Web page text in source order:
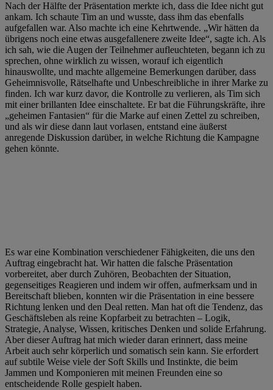
Nach der Hälfte der Präsentation merkte ich, dass die Idee nicht gut
ankam. Ich schaute Tim an und wusste, dass ihm das ebenfalls
aufgefallen war. Also machte ich eine Kehrtwende. „Wir hätten da
übrigens noch eine etwas ausgefallenere zweite Idee“, sagte ich. Als
ich sah, wie die Augen der Teilnehmer aufleuchteten, begann ich zu
sprechen, ohne wirklich zu wissen, worauf ich eigentlich
hinauswollte, und machte allgemeine Bemerkungen darüber, dass
Geheimnisvolle, Rätselhafte und Unbeschreibliche in ihrer Marke zu
finden. Ich war kurz davor, die Kontrolle zu verlieren, als Tim sich
mit einer brillanten Idee einschaltete. Er bat die Führungskräfte, ihre
„geheimen Fantasien“ für die Marke auf einen Zettel zu schreiben,
und als wir diese dann laut vorlasen, entstand eine äußerst
anregende Diskussion darüber, in welche Richtung die Kampagne
gehen könnte.
Es war eine Kombination verschiedener Fähigkeiten, die uns den
Auftrag eingebracht hat. Wir hatten die falsche Präsentation
vorbereitet, aber durch Zuhören, Beobachten der Situation,
gegenseitiges Reagieren und indem wir offen, aufmerksam und in
Bereitschaft blieben, konnten wir die Präsentation in eine bessere
Richtung lenken und den Deal retten. Man hat oft die Tendenz, das
Geschäftsleben als reine Kopfarbeit zu betrachten – Logik,
Strategie, Analyse, Wissen, kritisches Denken und solide Erfahrung.
Aber dieser Auftrag hat mich wieder daran erinnert, dass meine
Arbeit auch sehr körperlich und somatisch sein kann. Sie erfordert
auf subtile Weise viele der Soft Skills und Instinkte, die beim
Jammen und Komponieren mit meinen Freunden eine so
entscheidende Rolle gespielt haben.